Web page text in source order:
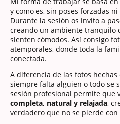
y como es, sin poses forzadas
Durante la sesión os invito a
creando un ambiente tranquilo
sienten cómodos. Así consigo
atemporales, donde toda la
conectada.
A diferencia de las fotos
siempre falta alguien o todo se
sesión profesional permite que
completa, natural y relajada,
verdadero que no se pierde